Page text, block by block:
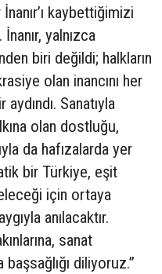
kaybettiğimizi
yalnızca
biri değildi; halkların
olan inancını her
Sanatıyla
olan dostluğu,
da hafızalarda yer
bir Türkiye, eşit
için ortaya
anılacaktır.
sanat
başsağlığı diliyoruz.”